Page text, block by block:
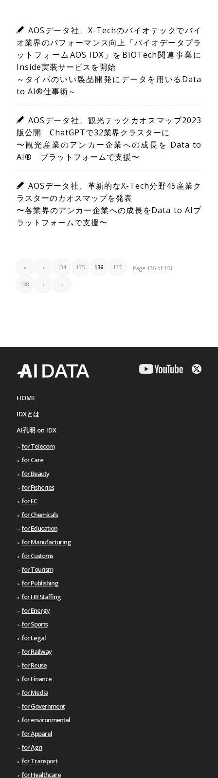
AOSデータ社、X-Techのバイオテックでバイ
オ業界のパフォーマンス向上「バイオデータプラ
ットフォームAOS IDX」をBIOTech関連事業に
Inside実装サービスを開始
～タイパのいい製品開発にデータを用いるData
to AI®仕事術～
AOSデータ社、観光テックカオスマップ2023
版公開 ChatGPTで32業界クラスターに
〜観光産業のアンカー企業への成長を Data to
AI® プラットフォームで支援〜
AOSデータ社、革新的なX-Tech分野45産業ク
ラスターのカオスマップを発表
〜各業界のアンカー企業への成長をData to AIプ
ラットフォームで支援〜
Page 136 of 151
« ‹ 134 135 136 137
138 › »
HOME
IDXとは
AI孔明 on IDX
for Telecom
for Care
for Beauty
for Fisheries
for EC
for Chemicals
for Education
for Manufacturing
for Customs
for Tourism
for Publishing
for HR Staffing
for Energy
for Sports
for Legal
for Railway
for Reuse
for Finance
for Media
for Government
for environmental
for Apparel
for Agri
for Transport
for Healthcare